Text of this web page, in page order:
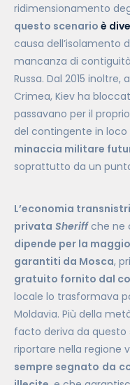
ridimensionamento
questo scenario è
causa dell’isolamento
mancanza di
Russa. Dal 2015 inoltre,
Crimea, Kiev ha
passavano per il
del contingente in loco
minaccia militare
soprattutto da un
L’economia
privata Sheriffche ne
dipende per la
garantiti da Mosca,
gratuito fornito dal
locale lo trasformava
Moldavia. Più della
facto deriva da
riportare nella regione
sempre segnato da